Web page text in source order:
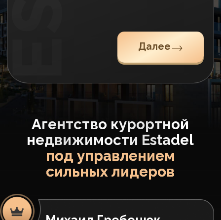
1,5 млрд руб/мес
02
70
Бюджет на маркетинг с оборота